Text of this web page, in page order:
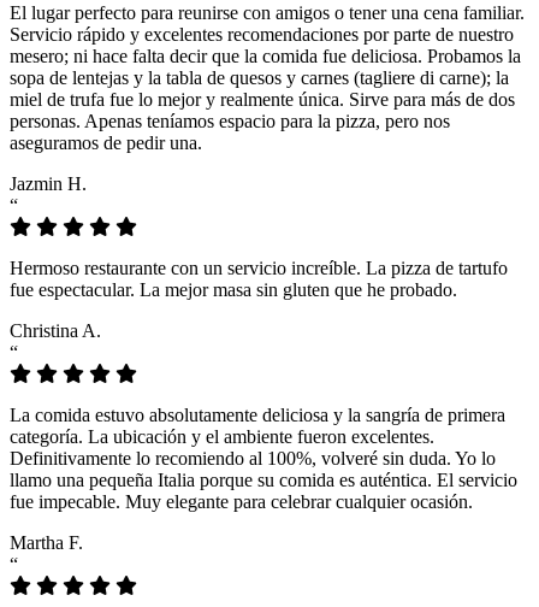
El lugar perfecto para reunirse con amigos o tener una cena familiar.
Servicio rápido y excelentes recomendaciones por parte de nuestro
mesero; ni hace falta decir que la comida fue deliciosa. Probamos la
sopa de lentejas y la tabla de quesos y carnes (tagliere di carne); la
miel de trufa fue lo mejor y realmente única. Sirve para más de dos
personas. Apenas teníamos espacio para la pizza, pero nos
aseguramos de pedir una.
Jazmin H.
“
Hermoso restaurante con un servicio increíble. La pizza de tartufo
fue espectacular. La mejor masa sin gluten que he probado.
Christina A.
“
La comida estuvo absolutamente deliciosa y la sangría de primera
categoría. La ubicación y el ambiente fueron excelentes.
Definitivamente lo recomiendo al 100%, volveré sin duda. Yo lo
llamo una pequeña Italia porque su comida es auténtica. El servicio
fue impecable. Muy elegante para celebrar cualquier ocasión.
Martha F.
“